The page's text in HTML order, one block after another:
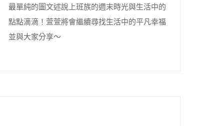
最單純的圖文述說上班族的週末時光與生活中的
點點滴滴！萱萱將會繼續尋找生活中的平凡幸福
並與大家分享～